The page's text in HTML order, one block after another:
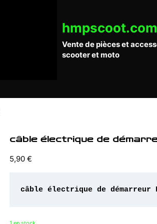
hmpscoot.com
Vente de pièces et
scooter et moto
câble électrique de
5,90 €
câble